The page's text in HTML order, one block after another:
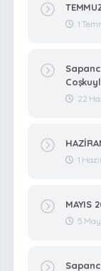
1
22
1
MAYIS
5